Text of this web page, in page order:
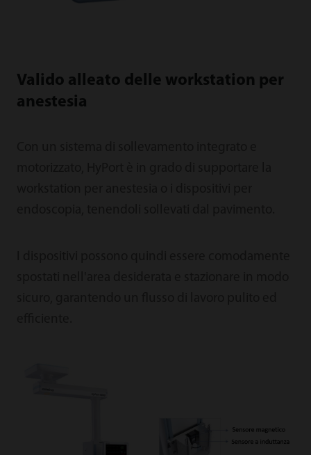
Valido alleato delle workstation per
anestesia